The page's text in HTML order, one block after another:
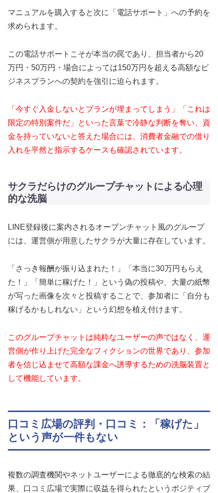
マニュアルを購入すると次に「電話サポート」への予約を
求められます。
この電話サポートこそが本当の罠であり、担当者から20
万円・50万円・場合によっては150万円を超える高額なビ
ジネスプランへの契約を強引に迫られます。
「今すぐ入金しないとプランが埋まってしまう」「これは
限定の特別案件だ」といった言葉で冷静な判断を奪い、資
金を持っていないと答えた場合には、消費者金融での借り
入れを平然と指示するケースも確認されています。
サクラだらけのグループチャットによる心理
的な洗脳
LINE登録後に案内されるオープンチャット風のグループ
には、運営側が用意したサクラが大量に存在しています。
「さっき報酬が振り込まれた！」「本当に30万円もらえ
た！」「簡単に稼げた！」という偽の投稿や、大量の紙幣
が写った画像を次々と投稿することで、参加者に「自分も
稼げるかもしれない」という幻想を植え付けます。
このグループチャットは純粋なユーザーの声ではなく、運
営側が作り上げた完全なフィクションの世界であり、参加
者を信じ込ませて高額な課金へ誘導するための洗脳装置と
して機能しています。
口コミ広場の評判・口コミ：「稼げた」
という声が一件もない
複数の調査機関やネットユーザーによる徹底的な検索の結
果、口コミ広場で実際に収益を得られたというポジティブ